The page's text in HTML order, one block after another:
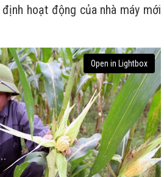
hoạt động của nhà máy mới
Open in Lightbox